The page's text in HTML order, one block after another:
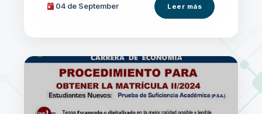
04 de September Leer más